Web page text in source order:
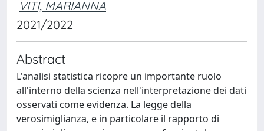
VITI, MARIANNA
2021/2022
Abstract
L'analisi statistica ricopre un importante ruolo
all'interno della scienza nell'interpretazione dei dati
osservati come evidenza. La legge della
verosimiglianza, e in particolare il rapporto di